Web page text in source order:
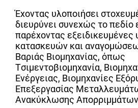
Έχοντας υλοποιήσει
διευρύνει συνεχώς το
παρέχοντας εξειδικευμένες
κατασκευών και
Βαριάς Βιομηχανίας, όπως
Τσιμεντοβιομηχανία,
Ενέργειας, Βιομηχανίες
Επεξεργασίας
Ανακύκλωσης